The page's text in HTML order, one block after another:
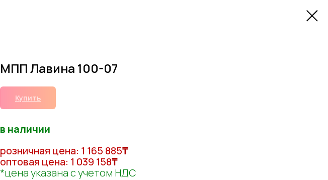
МПП Лавина 100-07
Купить
в наличии
розничная цена: 1 165 885₸
оптовая цена: 1 039 158₸
*цена указана с учетом НДС